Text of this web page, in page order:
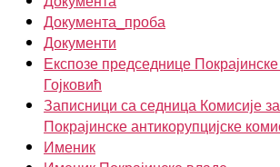
Документа_проба
Документи
Експозе председнице
Гојковић
Записници са седница Комисије
Покрајинске антикорупцијске
Именик